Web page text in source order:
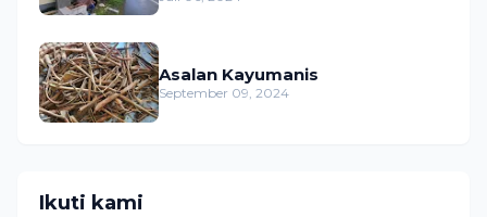
Asalan Kayumanis
September 09, 2024
Ikuti kami